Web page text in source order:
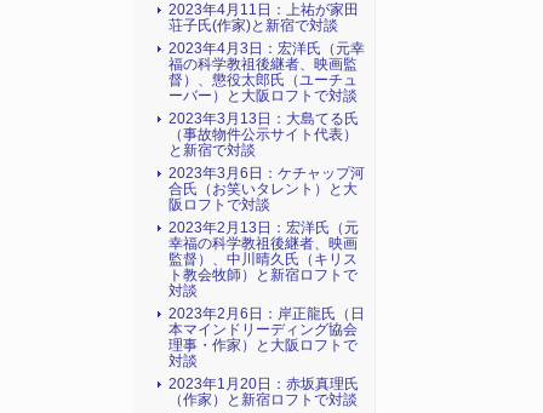
2023年4月11日：上祐が家田
荘子氏(作家)と新宿で対談
2023年4月3日：宏洋氏（元幸
福の科学教祖後継者、映画監
督）、懲役太郎氏（ユーチュ
ーバー）と大阪ロフトで対談
2023年3月13日：大島てる氏
（事故物件公示サイト代表）
と新宿で対談
2023年3月6日：ケチャップ河
合氏（お笑いタレント）と大
阪ロフトで対談
2023年2月13日：宏洋氏（元
幸福の科学教祖後継者、映画
監督）、中川晴久氏（キリス
ト教会牧師）と新宿ロフトで
対談
2023年2月6日：岸正龍氏（日
本マインドリーディング協会
理事・作家）と大阪ロフトで
対談
2023年1月20日：赤坂真理氏
（作家）と新宿ロフトで対談